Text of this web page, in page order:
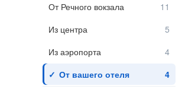
От Речного вокзала
Из центра
Из аэропорта
От вашего отеля